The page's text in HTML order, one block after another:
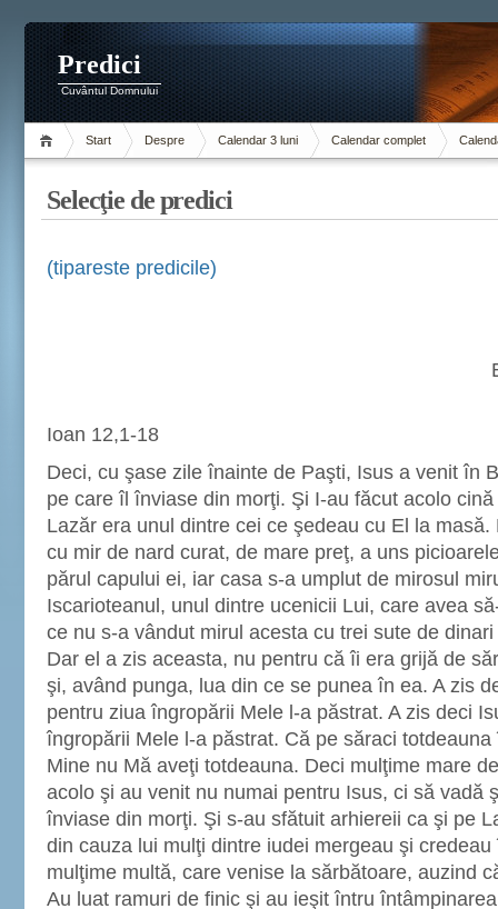
Predici
Cuvântul Domnului
Start Despre Calendar 3 luni Calendar complet
Selecţie de predici
(tipareste predicile)
Ioan 12,1-18
Deci, cu şase zile înainte de Paşti, Isus a venit în
pe care îl înviase din morţi. Şi I-au făcut acolo
Lazăr era unul dintre cei ce şedeau cu El la
cu mir de nard curat, de mare preţ, a uns
părul capului ei, iar casa s-a umplut de mirosul
Iscarioteanul, unul dintre ucenicii Lui, care avea
ce nu s-a vândut mirul acesta cu trei sute de
Dar el a zis aceasta, nu pentru că îi era grijă de
şi, având punga, lua din ce se punea în ea. A zis
pentru ziua îngropării Mele l-a păstrat. A zis deci
îngropării Mele l-a păstrat. Că pe săraci
Mine nu Mă aveţi totdeauna. Deci mulţime mare
acolo şi au venit nu numai pentru Isus, ci să vadă
înviase din morţi. Şi s-au sfătuit arhiereii ca şi pe
din cauza lui mulţi dintre iudei mergeau şi credeau
mulţime multă, care venise la sărbătoare, auzind
Au luat ramuri de finic şi au ieşit întru